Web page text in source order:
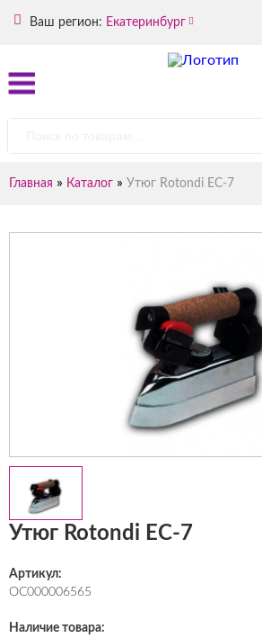
Ваш регион: Екатеринбург
Главная » Каталог » Утюг Rotondi EC-7
Утюг Rotondi EC-7
Артикул:
ОС000006565
Наличие товара: